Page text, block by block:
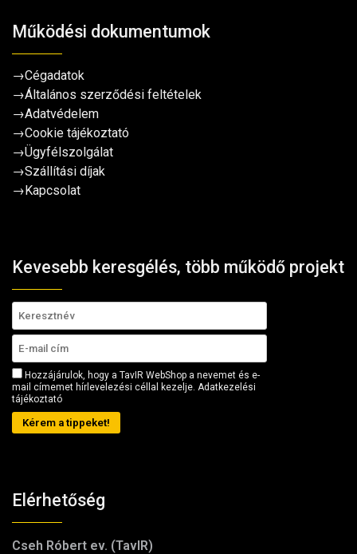
Működési dokumentumok
→Cégadatok
→Általános szerződési feltételek
→Adatvédelem
→Cookie tájékoztató
→Ügyfélszolgálat
→Szállítási díjak
→Kapcsolat
Kevesebb keresgélés, több működő projekt
Hozzájárulok, hogy a TavIR WebShop a nevemet és e-
mail címemet hírlevelezési céllal kezelje. Adatkezelési
tájékoztató
Kérem a tippeket!
Elérhetőség
Cseh Róbert ev. (TavIR)